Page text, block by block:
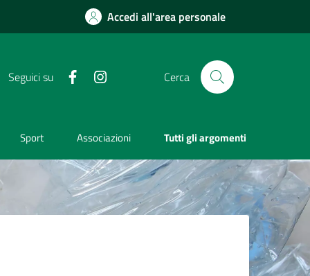
Accedi all'area personale
Seguici su Facebook Cerca
Sport Associazioni Tutti gli argomenti